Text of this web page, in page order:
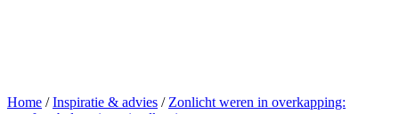
Home / Inspiratie & advies / Zonlicht weren in overkapping: